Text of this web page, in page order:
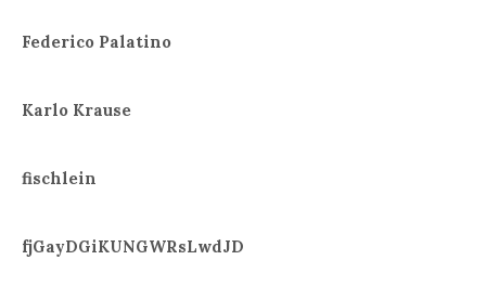
Federico Palatino
Karlo Krause
fischlein
fjGayDGiKUNGWRsLwdJD